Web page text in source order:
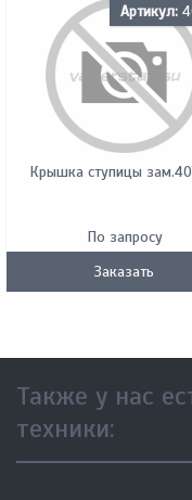
Артикул:
Крышка ступицы
По запросу
Заказать
Также у нас
техники: